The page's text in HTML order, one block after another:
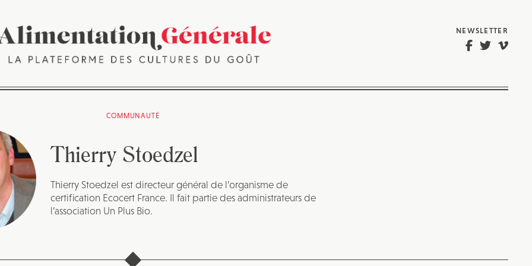
NEWSLETTER
COMMUNAUTÉ
Thierry Stoedzel
Thierry Stoedzel est directeur général de l’organisme de
certification Ecocert France. Il fait partie des administrateurs de
l’association Un Plus Bio.